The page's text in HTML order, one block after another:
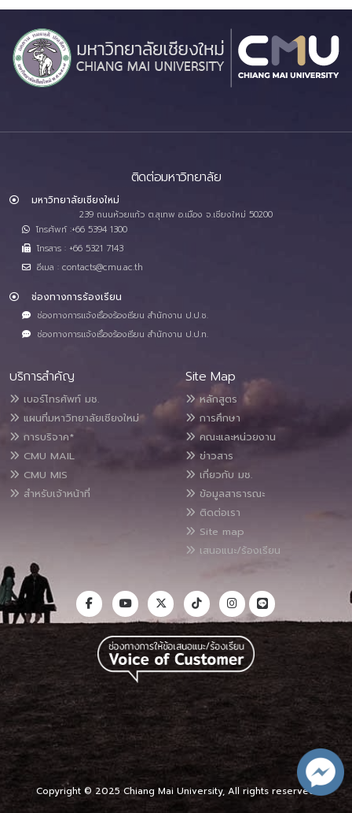
ติดต่อมหาวิทยาลัย
มหาวิทยาลัยเชียงใหม่
239 ถนนห้วยแก้ว ต.สุเทพ อ.เมือง จ.เชียงใหม่ 50200
โทรศัพท์ :+66 5394 1300
โทรสาร : +66 5321 7143
อีเมล : contacts@cmu.ac.th
ช่องทางการร้องเรียน
ช่องทางการแจ้งเรื่องร้องเรียน สำนักงาน ป.ป.ช.
ช่องทางการแจ้งเรื่องร้องเรียน สำนักงาน ป.ป.ท.
บริการสำคัญ
เบอร์โทรศัพท์ มช.
แผนที่มหาวิทยาลัยเชียงใหม่
การบริจาค*
CMU MAIL
CMU MIS
สำหรับเจ้าหน้าที่
Site Map
หลักสูตร
การศึกษา
คณะและหน่วยงาน
ข่าวสาร
เกี่ยวกับ มช.
ข้อมูลสาธารณะ
ติดต่อเรา
Site map
เสนอแนะ/ร้องเรียน
Copyright © 2025 Chiang Mai University, All rights reserved.